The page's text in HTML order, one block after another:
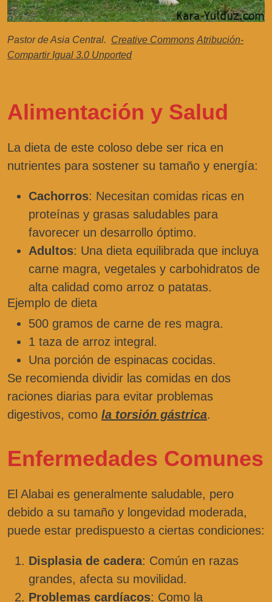
Pastor de Asia Central. Creative Commons Atribución-
Compartir Igual 3.0 Unported
Alimentación y Salud
La dieta de este coloso debe ser rica en
nutrientes para sostener su tamaño y energía:
Cachorros: Necesitan comidas ricas en
proteínas y grasas saludables para
favorecer un desarrollo óptimo.
Adultos: Una dieta equilibrada que incluya
carne magra, vegetales y carbohidratos de
alta calidad como arroz o patatas.
Ejemplo de dieta
500 gramos de carne de res magra.
1 taza de arroz integral.
Una porción de espinacas cocidas.
Se recomienda dividir las comidas en dos
raciones diarias para evitar problemas
digestivos, como la torsión gástrica.
Enfermedades Comunes
El Alabai es generalmente saludable, pero
debido a su tamaño y longevidad moderada,
puede estar predispuesto a ciertas condiciones:
Displasia de cadera: Común en razas
grandes, afecta su movilidad.
Problemas cardíacos: Como la